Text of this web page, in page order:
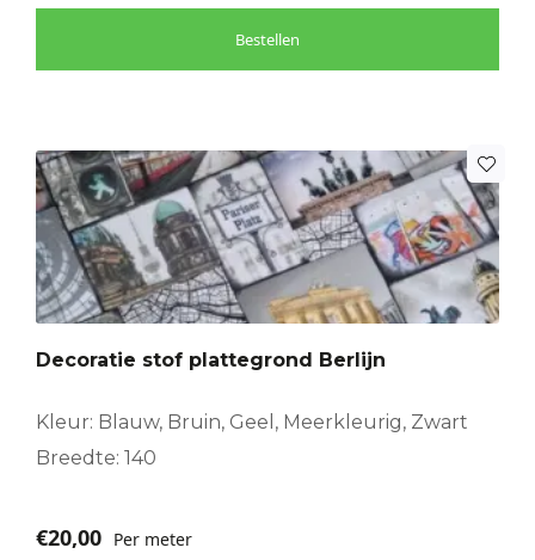
Bestellen
Decoratie stof plattegrond Berlijn
Kleur: Blauw, Bruin, Geel, Meerkleurig, Zwart
Breedte: 140
€20,00 Per meter